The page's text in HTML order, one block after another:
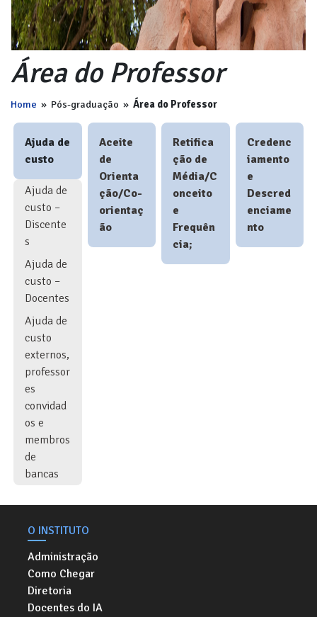
Área do Professor
Home » Pós-graduação » Área do Professor
Ajuda de
custo
Ajuda de
custo –
Discente
s
Ajuda de
custo –
Docentes
Ajuda de
custo
externos,
professor
es
convidad
os e
membros
de
bancas
Aceite
de
Orienta
ção/Co-
orientaç
ão
Retifica
ção de
Média/C
onceito
e
Frequên
cia;
Credenc
iamento
e
Descred
enciame
nto
O INSTITUTO
Administração
Como Chegar
Diretoria
Docentes do IA